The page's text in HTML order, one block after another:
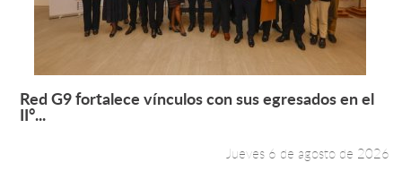
Leer más +
Red G9 fortalece vínculos con sus egresados en el
II°...
Jueves 6 de agosto de 2026